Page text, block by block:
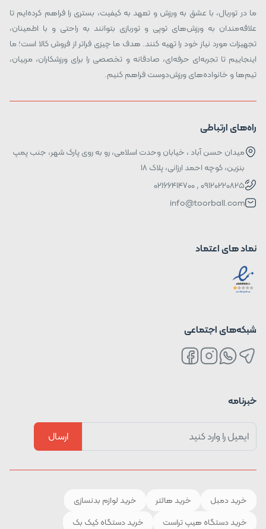
ما در توربال، با عشق به ورزش و تعهد به کیفیت، بستری را فراهم کرده‌ایم تا
علاقه‌مندان به ورزش‌های توپی و توربازی بتوانند به راحتی و با اطمینان،
تجهیزات مورد نیاز خود را تهیه کنند. هدف ما چیزی فراتر از فروش کالا است؛ ما
اینجاییم تا تجربه‌ای حرفه‌ای، صادقانه و تخصصی را برای ورزشکاران، مربیان،
تیم‌ها و خانواده‌های ورزش‌دوست فراهم کنیم.
راه‌های ارتباطی
میدان حسن آباد ، خیابان وحدت اسلامی، رو به روی پارک شهر، جنب پمپ
بنزین، کوچه احمد ارزانی، پلاک ۱۸
09120220825 , 02166414700
info@toorball.com
نماد های اعتماد
شبکه‌های اجتماعی
خبرنامه
ارسال
خرید دمبل خرید هالتر
خرید لوازم بدنسازی
خرید دستگاه هیپ تراست
خرید دستگاه کیک بک